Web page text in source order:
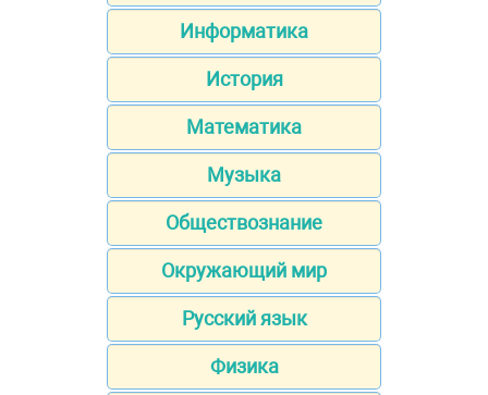
Информатика
История
Математика
Музыка
Обществознание
Окружающий мир
Русский язык
Физика